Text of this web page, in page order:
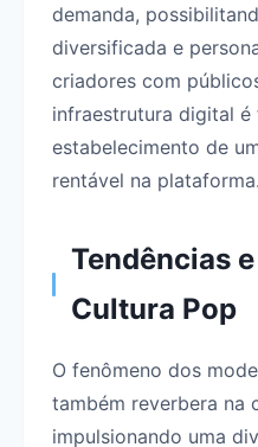
demanda,
diversificada e
criadores com
infraestrutura digital é
estabelecimento de
rentável na plataforma.
Tendências
Cultura Pop
O fenômeno dos
também reverbera na
impulsionando uma